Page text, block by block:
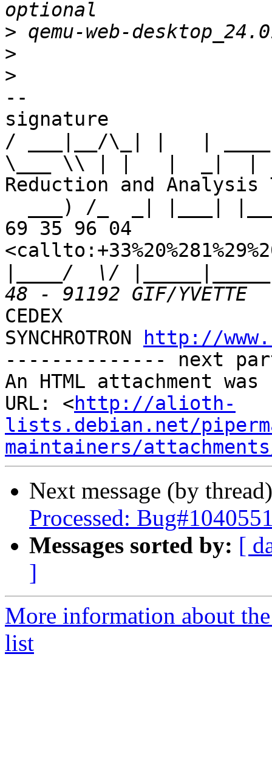
>
>
>
--
signature
/ ___|__/\_| |   |
\___ \\ | |   |  _|  |
Reduction and Analysis
69 35 96 04
____/  \/
CEDEX
SYNCHROTRON
http://
-------------- next
An HTML attachment
URL: <http://alioth-
lists.debian.net/
maintainers/
Next message (by
Processed:
Messages sorted by: [
]
More information about
list